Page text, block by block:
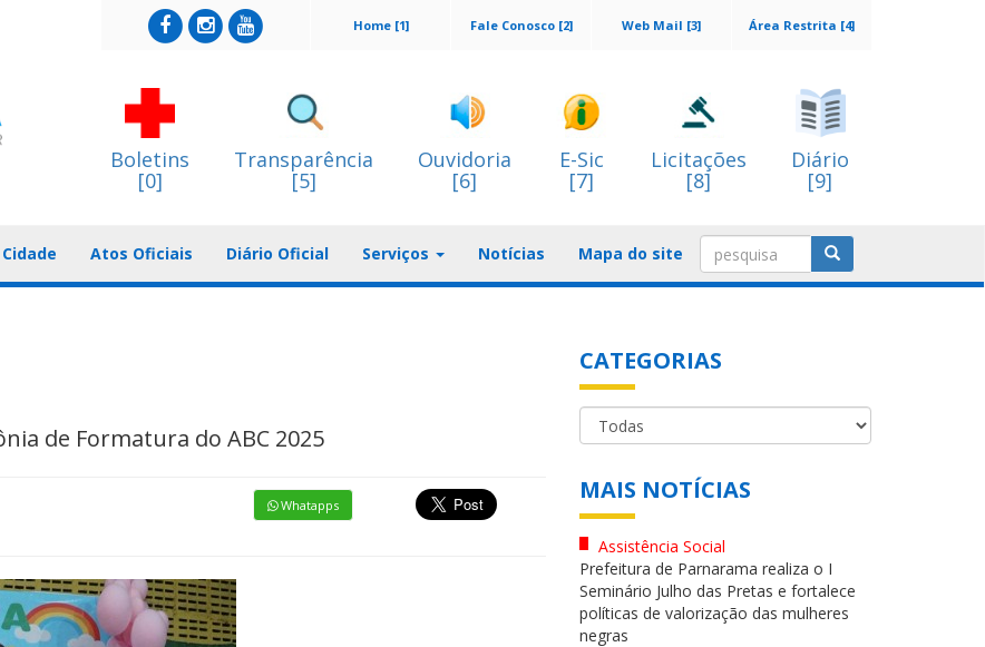
Área Restrita [4]
Web Mail [3]
Fale Conosco [2]
Home [1]
Boletins
[0]
Transparência
[5]
Ouvidoria
[6]
E-Sic
[7]
Licitações
[8]
Diário
[9]
Atos Oficiais Diário Oficial Serviços Notícias Mapa do site
de Formatura do ABC 2025
Whatapps
CATEGORIAS
MAIS NOTÍCIAS
Assistência Social
Prefeitura de Parnarama realiza o I
Seminário Julho das Pretas e fortalece
políticas de valorização das mulheres
negras